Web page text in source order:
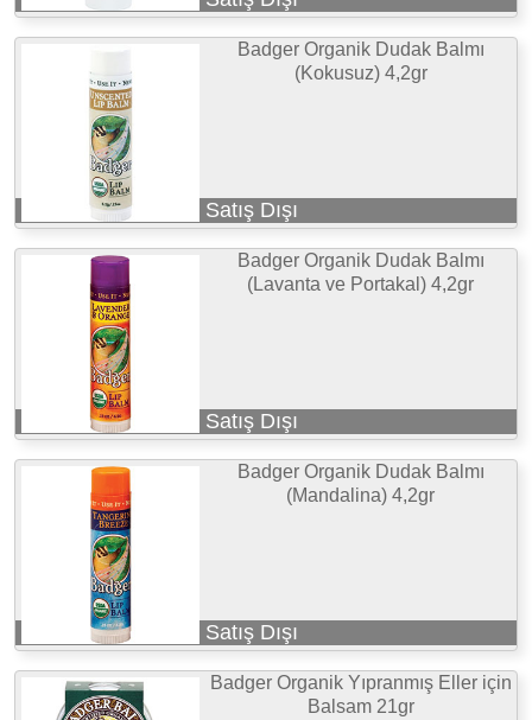
Badger Organik Dudak Balmı
(Kokusuz) 4,2gr
Satış Dışı
Badger Organik Dudak Balmı
(Lavanta ve Portakal) 4,2gr
Satış Dışı
Badger Organik Dudak Balmı
(Mandalina) 4,2gr
Satış Dışı
Badger Organik Yıpranmış Eller için
Balsam 21gr